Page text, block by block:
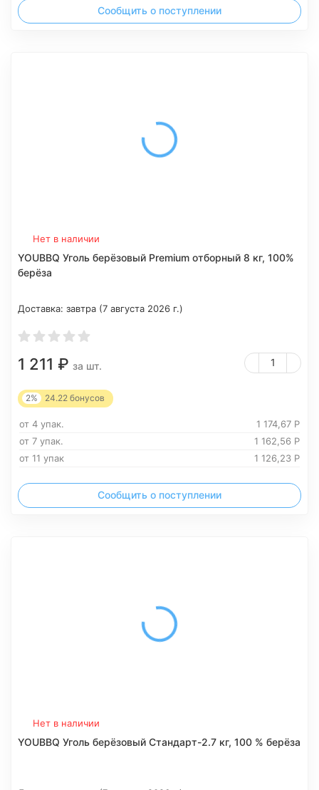
Сообщить о поступлении
Нет в наличии
YOUBBQ Уголь берёзовый Premium отборный 8 кг, 100%
берёза
Доставка: завтра (7 августа 2026 г.)
1 211 ₽ за шт.
2% 24.22 бонусов
от 4 упак. 1 174,67 Р
от 7 упак.
1 162,56 Р
от 11 упак
1 126,23 Р
Сообщить о поступлении
Нет в наличии
YOUBBQ Уголь берёзовый Стандарт-2.7 кг, 100 % берёза